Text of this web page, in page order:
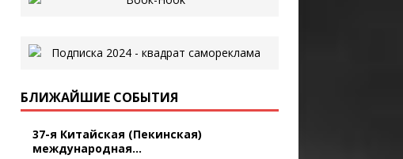
БЛИЖАЙШИЕ СОБЫТИЯ
37-я Китайская (Пекинская)
международная...